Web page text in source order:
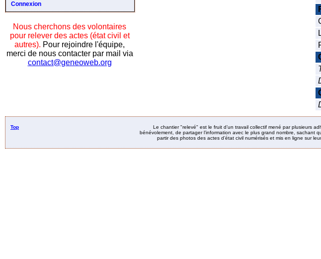
Connexion
Nous cherchons des volontaires
pour relever des actes (état civil et
autres). Pour rejoindre l'équipe,
merci de nous contacter par mail via
contact@geneoweb.org
Top
Le chantier "relevé" est le fruit d’un travail collectif mené par plusieurs
bénévolement, de partager l’information avec le plus grand nombre, sachant
partir des photos des actes d’état civil numérisés et mis en ligne sur